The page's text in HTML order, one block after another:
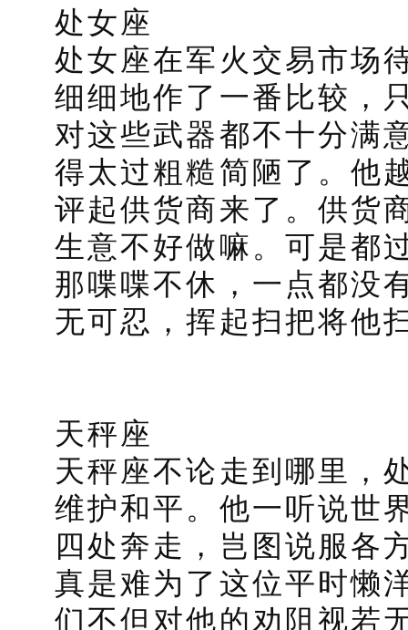
处女座
处女座在军火交易市场
细细地作了一番比较，
对这些武器都不十分满
得太过粗糙简陋了。他
评起供货商来了。供货
生意不好做嘛。可是都
那喋喋不休，一点都没
无可忍，挥起扫把将
天秤座
天秤座不论走到哪里，
维护和平。他一听说世
四处奔走，岂图说服各
真是难为了这位平时懒
们不但对他的劝阻视若